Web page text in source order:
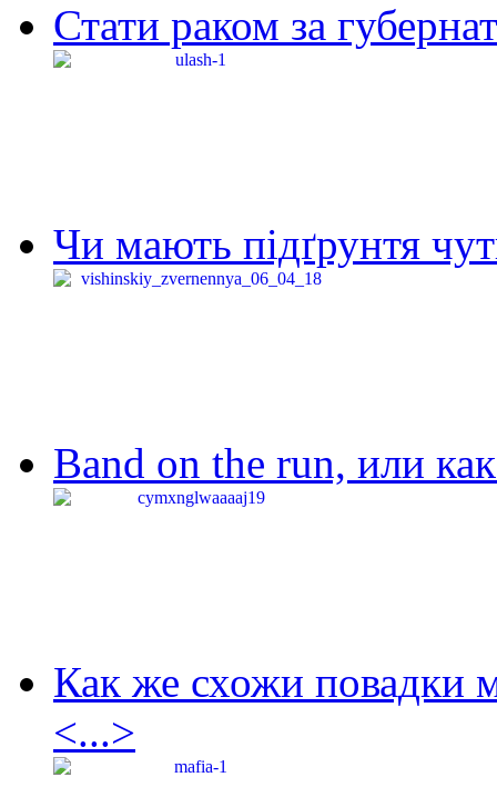
Стати раком за
Чи мають підґрунтя
Band on the run, или
Как же схожи повадки
<...>